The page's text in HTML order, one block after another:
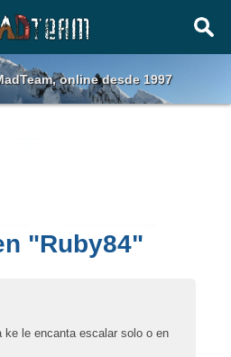
online desde 1997
"Ruby84"
le encanta escalar solo o en